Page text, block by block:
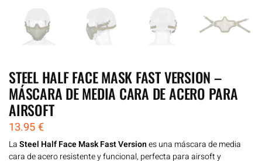
STEEL HALF FACE MASK FAST VERSION –
MÁSCARA DE MEDIA CARA DE ACERO PARA
AIRSOFT
13.95€
LaSteel Half Face Mask Fast Versiones una máscara de media
cara de acero resistente y funcional, perfecta para airsoft y